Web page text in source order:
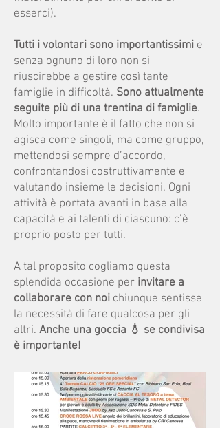
esserci).
Tutti i volontari sono importantissimi e
senza ognuno di loro non si
riuscirebbe a gestire così tante
famiglie in difficoltà. Sono attualmente
seguite più di una trentina di famiglie.
Molto importante è il fatto che non si
agisca come singoli, ma come gruppo,
mettendosi sempre d’accordo,
confrontandosi costruttivamente e
valutando insieme le decisioni. Ogni
attività è portata avanti in base alla
capacità e ai talenti di ciascuno: c’è
proprio posto per tutti.
A tal proposito cogliamo questa
splendida occasione per invitare a
collaborare con noi chiunque sentisse
la necessità di fare qualcosa per gli
altri. Anche una goccia 💧 se condivisa
è importante!